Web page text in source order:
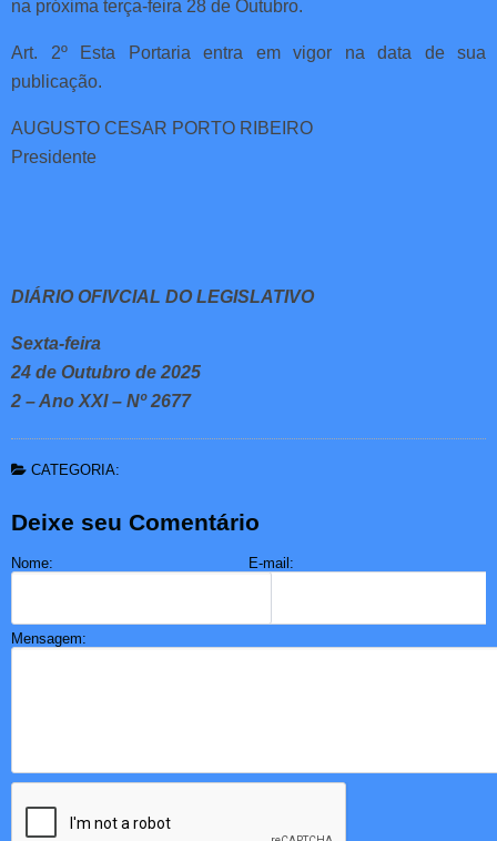
na próxima terça-feira 28 de Outubro.
Art. 2º Esta Portaria entra em vigor na data de sua
publicação.
AUGUSTO CESAR PORTO RIBEIRO
Presidente
DIÁRIO OFIVCIAL DO LEGISLATIVO
Sexta-feira
24 de Outubro de 2025
2 – Ano XXI – Nº 2677
CATEGORIA:
Deixe seu Comentário
Nome: E-mail:
Mensagem: